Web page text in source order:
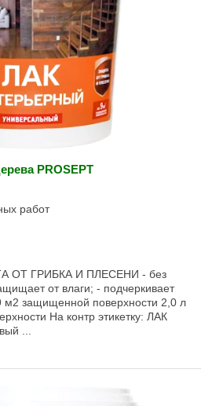
PROSEPT
работ
ОТ ГРИБКА И ПЛЕСЕНИ - без
от влаги; - подчеркивает
м2 защищенной поверхности 2,0 л
На контр этикетку: ЛАК
...